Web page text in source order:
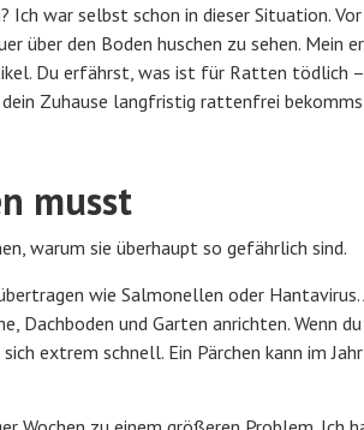
war selbst schon in dieser Situation. Vor
über den Boden huschen zu sehen. Mein
Du erfährst, was ist für Ratten tödlich
Zuhause langfristig rattenfrei
musst
warum sie überhaupt so gefährlich sind.
wie Salmonellen oder Hantavirus.
Dachboden und Garten anrichten. Wenn
extrem schnell. Ein Pärchen kann im